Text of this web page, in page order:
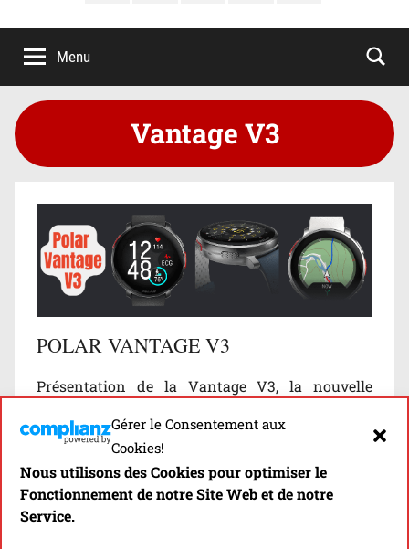
Gérer le Consentement aux
Cookies!
Nous utilisons des Cookies pour optimiser le
Fonctionnement de notre Site Web et de notre
Service.
menu menu menu menu menu
Menu
Vantage V3
POLAR VANTAGE V3
Présentation de la Vantage V3, la nouvelle
53 h, cartographie intégrée, GPS à double
fréquence…) de chez Polar!
Découvrir